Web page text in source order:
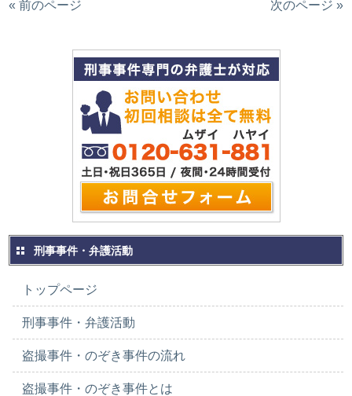
« 前のページ 次のページ »
刑事事件・弁護活動
トップページ
刑事事件・弁護活動
盗撮事件・のぞき事件の流れ
盗撮事件・のぞき事件とは